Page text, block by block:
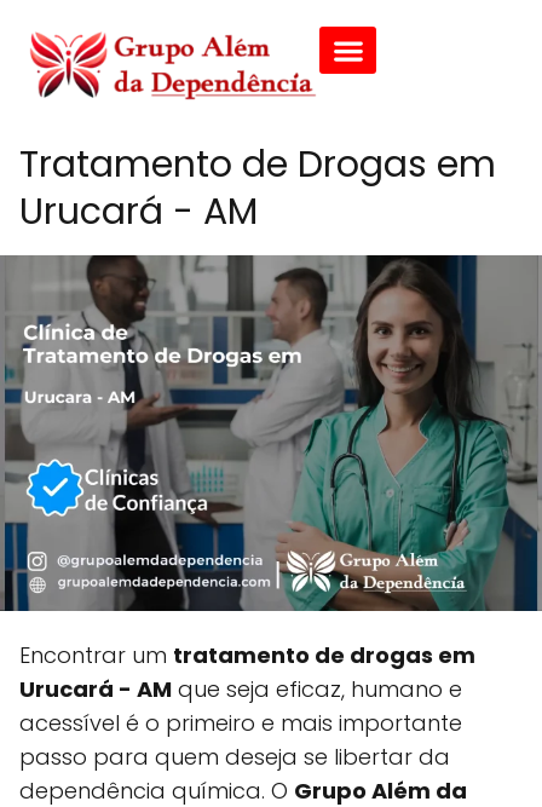
Tratamento de Drogas em
Urucará - AM
Encontrar um tratamento de drogas em
Urucará - AM que seja eficaz, humano e
acessível é o primeiro e mais importante
passo para quem deseja se libertar da
dependência química. O Grupo Além da